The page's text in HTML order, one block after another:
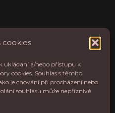
cookies
ukládání a/nebo přístupu k
cookies. Souhlas s těmito
je chování při procházení nebo
souhlasu může nepříznivě